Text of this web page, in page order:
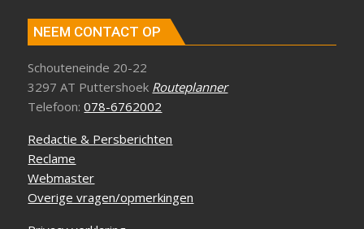
NEEM CONTACT OP
Schouteneinde 20-22
3297 AT Puttershoek Routeplanner
Telefoon:078-6762002
Redactie & Persberichten
Reclame
Webmaster
Overige vragen/opmerkingen